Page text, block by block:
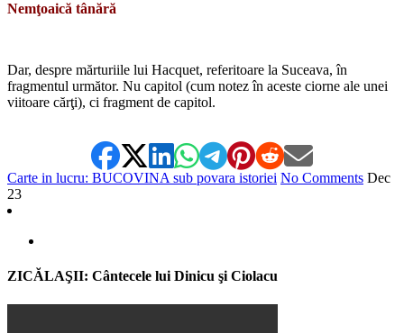
Nemţoaică tânără
Dar, despre mărturiile lui Hacquet, referitoare la Suceava, în
fragmentul următor. Nu capitol (cum notez în aceste ciorne ale unei
viitoare cărţi), ci fragment de capitol.
Carte in lucru: BUCOVINA sub povara istoriei No Comments Dec
23
ZICĂLAŞII: Cântecele lui Dinicu şi Ciolacu